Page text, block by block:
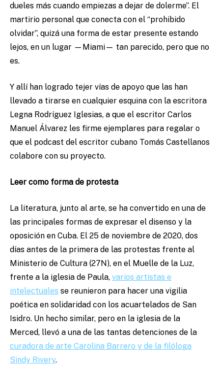
dueles más cuando empiezas a dejar de dolerme”. El
martirio personal que conecta con el “prohibido
olvidar”, quizá una forma de estar presente estando
lejos, en un lugar —Miami— tan parecido, pero que no
es.
Y allí han logrado tejer vías de apoyo que las han
llevado a tirarse en cualquier esquina con la escritora
Legna Rodríguez Iglesias, a que el escritor Carlos
Manuel Álvarez les firme ejemplares para regalar o
que el podcast del escritor cubano Tomás Castellanos
colabore con su proyecto.
Leer como forma de protesta
La literatura, junto al arte, se ha convertido en una de
las principales formas de expresar el disenso y la
oposición en Cuba. El 25 de noviembre de 2020, dos
días antes de la primera de las protestas frente al
Ministerio de Cultura (27N), en el Muelle de la Luz,
frente a la iglesia de Paula, varios artistas e
intelectuales se reunieron para hacer una vigilia
poética en solidaridad con los acuartelados de San
Isidro. Un hecho similar, pero en la iglesia de la
Merced, llevó a una de las tantas detenciones de la
curadora de arte Carolina Barrero y de la filóloga
Sindy Rivery.